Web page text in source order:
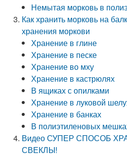
Немытая морковь в
Как хранить морковь на
хранения моркови
Хранение в глине
Хранение в песке
Хранение во мху
Хранение в кастрюлях
В ящиках с опилками
Хранение в луковой
Хранение в банках
В полиэтиленовых
Видео СУПЕР СПОСОБ
СВЕКЛЫ!